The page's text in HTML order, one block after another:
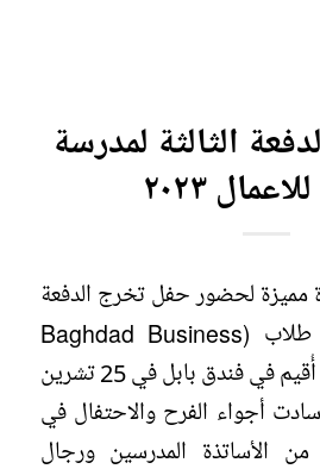
الثالثة لمدرسة
٢٠٢٣
مميزة لحضور حفل تخرج الدفعة
الثالثة (2023) من طلاب (Baghdad Business
School (BBS الذي أُقيم في فندق بابل في 25 تشرين
حيث سادت أجواء الفرح والاحتفال في
الأساتذة المدرسين ورجال